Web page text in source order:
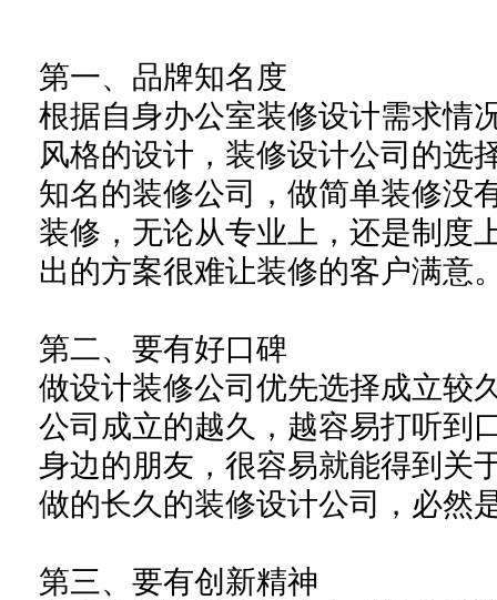
第一、品牌知名度
根据自身办公室装修设计需求情
风格的设计，装修设计公司的选
知名的装修公司，做简单装修没
装修，无论从专业上，还是制度
出的方案很难让装修的客户满意
第二、要有好口碑
做设计装修公司优先选择成立较
公司成立的越久，越容易打听到
身边的朋友，很容易就能得到关
做的长久的装修设计公司，必然
第三、要有创新精神